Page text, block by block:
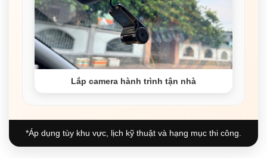
Lắp camera hành trình tận nhà
*Áp dụng tùy khu vực, lịch kỹ thuật và hạng mục thi công.